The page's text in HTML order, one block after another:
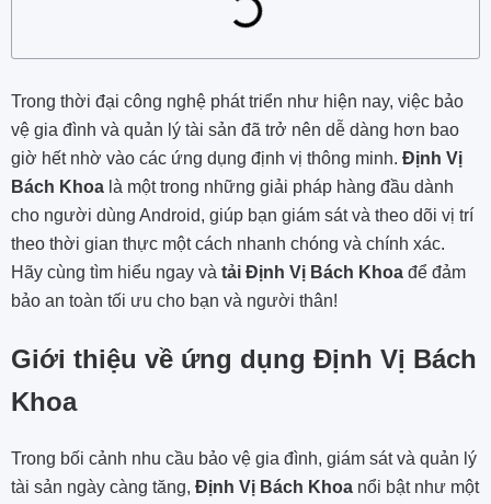
Trong thời đại công nghệ phát triển như hiện nay, việc bảo
vệ gia đình và quản lý tài sản đã trở nên dễ dàng hơn bao
giờ hết nhờ vào các ứng dụng định vị thông minh. Định Vị
Bách Khoa là một trong những giải pháp hàng đầu dành
cho người dùng Android, giúp bạn giám sát và theo dõi vị trí
theo thời gian thực một cách nhanh chóng và chính xác.
Hãy cùng tìm hiểu ngay và tải Định Vị Bách Khoa để đảm
bảo an toàn tối ưu cho bạn và người thân!
Giới thiệu về ứng dụng Định Vị Bách
Khoa
Trong bối cảnh nhu cầu bảo vệ gia đình, giám sát và quản lý
tài sản ngày càng tăng, Định Vị Bách Khoa nổi bật như một